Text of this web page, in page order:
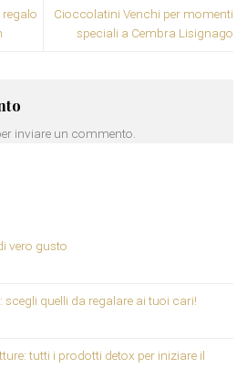
regalo
Cioccolatini Venchi per momenti
speciali a Cembra Lisignago
inviare un commento.
vero gusto
scegli quelli da regalare ai tuoi cari!
tutti i prodotti detox per iniziare il